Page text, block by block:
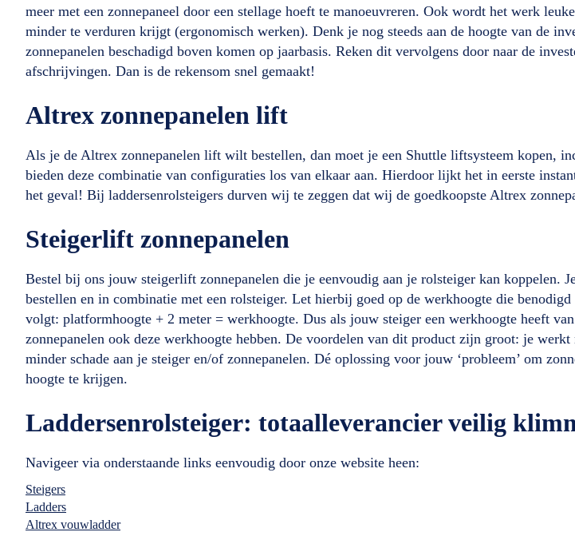
meer met een zonnepaneel door een stellage hoeft te manoeuvreren. Ook wordt het werk
minder te verduren krijgt (ergonomisch werken). Denk je nog steeds aan de hoogte van de
zonnepanelen beschadigd boven komen op jaarbasis. Reken dit vervolgens door naar de
afschrijvingen. Dan is de rekensom snel gemaakt!
Altrex zonnepanelen lift
Als je de Altrex zonnepanelen lift wilt bestellen, dan moet je een Shuttle liftsysteem kopen,
bieden deze combinatie van configuraties los van elkaar aan. Hierdoor lijkt het in eerste
het geval! Bij laddersenrolsteigers durven wij te zeggen dat wij de goedkoopste Altrex
Steigerlift zonnepanelen
Bestel bij ons jouw steigerlift zonnepanelen die je eenvoudig aan je rolsteiger kan koppelen.
bestellen en in combinatie met een rolsteiger. Let hierbij goed op de werkhoogte die
volgt: platformhoogte + 2 meter = werkhoogte. Dus als jouw steiger een werkhoogte heeft
zonnepanelen ook deze werkhoogte hebben. De voordelen van dit product zijn groot: je
minder schade aan je steiger en/of zonnepanelen. Dé oplossing voor jouw ‘probleem’ om
hoogte te krijgen.
Laddersenrolsteiger: totaalleverancier veilig
Navigeer via onderstaande links eenvoudig door onze website heen:
Steigers
Ladders
Altrex vouwladder